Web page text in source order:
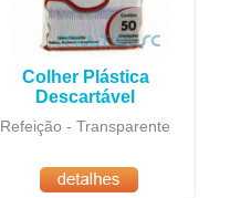
Colher Plástica
Descartável
Refeição - Transparente